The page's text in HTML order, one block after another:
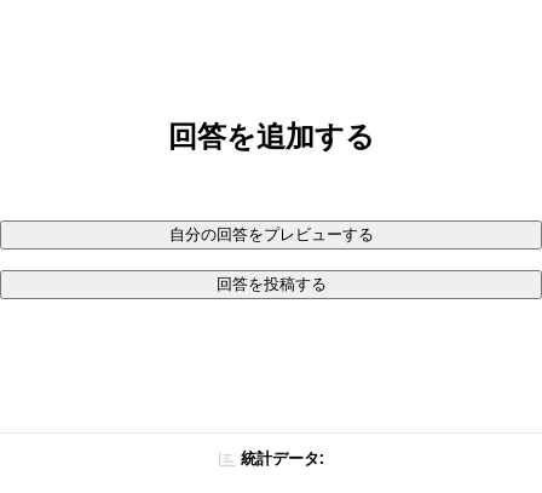
回答を追加する
自分の回答をプレビューする
回答を投稿する
統計データ: